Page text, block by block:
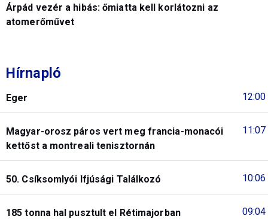
Árpád vezér a hibás: őmiatta kell korlátozni az
atomerőművet
Hírnapló
12:00
Eger
11:07
Magyar-orosz páros vert meg francia-monacói
kettőst a montreali tenisztornán
10:06
50. Csíksomlyói Ifjúsági Találkozó
09:04
185 tonna hal pusztult el Rétimajorban